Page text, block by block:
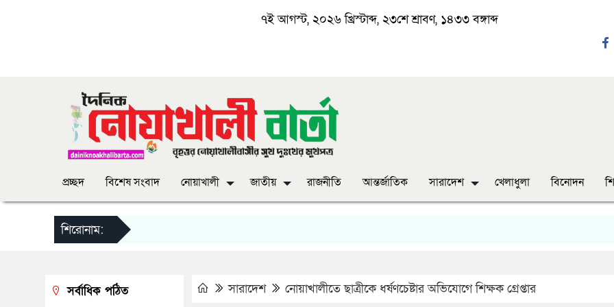
৭ই আগস্ট, ২০২৬ খ্রিস্টাব্দ, ২৩শে শ্রাবণ, ১৪৩৩ বঙ্গাব্দ
প্রচ্ছদ বিশেষ সংবাদ নোয়াখালী জাতীয় রাজনীতি আন্তর্জাতিক সারাদেশ খেলাধুলা বিনোদন
শিরোনাম:
সারাদেশ নোয়াখালীতে ছাত্রীকে ধর্ষণচেষ্টার অভিযোগে শিক্ষক গ্রেপ্তার
সর্বাধিক পঠিত